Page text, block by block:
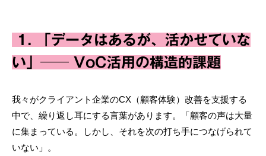
1. 「データはあるが、活かせていな
い」── VoC活用の構造的課題
我々がクライアント企業のCX（顧客体験）改善を支援する
中で、繰り返し耳にする言葉があります。「顧客の声は大量
に集まっている。しかし、それを次の打ち手につなげられて
いない」。